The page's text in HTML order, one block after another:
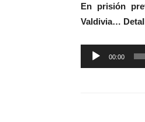
En prisión
Valdivia…
Reproductor
de
00:00